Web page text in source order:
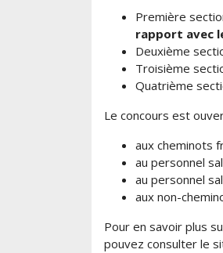
Première
rapport avec
Deuxième
Troisième
Quatrième
Le concours est
aux cheminots
au personnel
au personnel
aux non-
Pour en savoir plus
pouvez consulter le